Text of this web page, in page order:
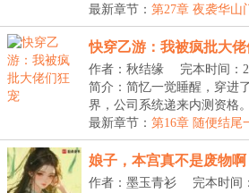
态，...
最新章节： 第27章 夜袭华山
快穿乙游：我被疯批大
作者：秋结缘
完本时间：
简介：简忆一觉睡醒，穿进
界，公司系统递来内测资格
己才...
最新章节： 第16章 随便结尾
)/~~~）
娘子，本宫真不是废物啊
作者：墨玉青衫
完本时间